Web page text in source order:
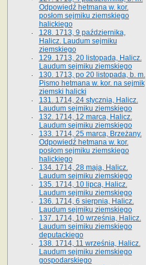
Odpowiedź hetmana w. kor.
posłom sejmiku ziemskiego
halickiego
128. 1713, 9 października,
Halicz. Laudum sejmiku
ziemskiego
129. 1713, 20 listopada, Halicz.
Laudum sejmiku ziemskiego
130. 1713, po 20 listopada, b. m.
Pismo hetmana w. kor. na sejmik
ziemski halicki
131. 1714, 24 stycznia, Halicz.
Laudum sejmiku ziemskiego
132. 1714, 12 marca, Halicz.
Laudum sejmiku ziemskiego
133. 1714, 25 marca, Brzeżany.
Odpowiedź hetmana w. kor.
posłom sejmiku ziemskiego
halickiego
134. 1714, 28 maja, Halicz.
Laudum sejmiku ziemskiego
135. 1714, 10 lipca, Halicz.
Laudum sejmiku ziemskiego
136. 1714, 6 sierpnia, Halicz.
Laudum sejmiku ziemskiego
137. 1714, 10 września, Halicz.
Laudum sejmiku ziemskiego
deputackiego
138. 1714, 11 września, Halicz.
Laudum sejmiku ziemskiego
gospodarskiego